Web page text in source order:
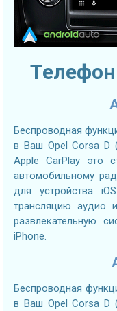
Беспроводная
в Ваш Opel Corsa D
Apple CarPlay это
автомобильному
для устройства
трансляцию аудио
развлекательную
iPhone.
Беспроводная
в Ваш Opel Corsa D